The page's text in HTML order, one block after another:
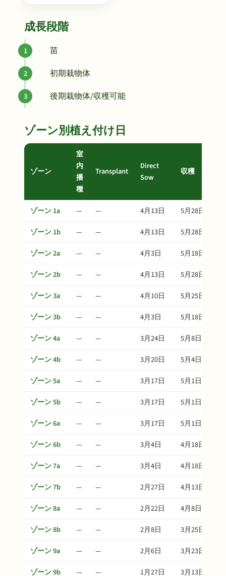
成長段階
苗
初期栽物体
後期栽物体/収穫可能
ゾーン別植え付け日
ゾーン
室
内
播
種
Transplant
Direct
Sow
収穫
ゾーン 1a — — 4月13日
5月28日
ゾーン 1b
— — 4月13日
5月28日
ゾーン 2a
— — 4月3日
5月18日
ゾーン 2b
— — 4月13日
5月28日
ゾーン 3a
— — 4月10日
5月25日
ゾーン 3b
— — 4月3日
5月18日
ゾーン 4a
— — 3月24日
5月8日
ゾーン 4b
— — 3月20日
5月4日
ゾーン 5a
— — 3月17日
5月1日
ゾーン 5b
— — 3月17日
5月1日
ゾーン 6a
— — 3月17日
5月1日
ゾーン 6b
— — 3月4日
4月18日
ゾーン 7a
— — 3月4日
4月18日
ゾーン 7b
— — 2月27日
4月13日
ゾーン 8a
— — 2月22日
4月8日
ゾーン 8b
— — 2月8日
3月25日
ゾーン 9a
— — 2月6日
3月23日
ゾーン 9b
— — 1月27日 3月13日